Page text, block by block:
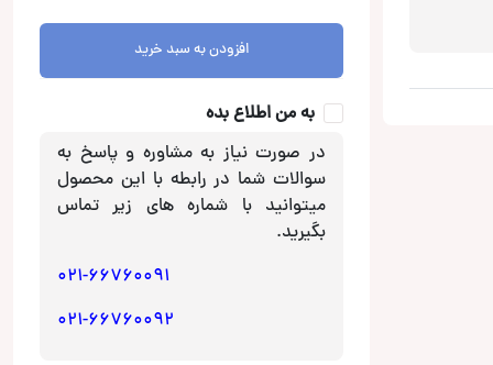
|
دوم
عدد
افزودن به سبد خرید
به من اطلاع بده
در صورت نیاز به مشاوره و پاسخ به
سوالات شما در رابطه با این محصول
میتوانید با شماره های زیر تماس
بگیرید.
021-66760091
021-66760092